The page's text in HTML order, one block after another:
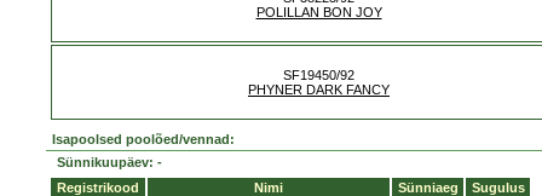
POLILLAN BON JOY
SF19450/92
PHYNER DARK FANCY
Isapoolsed poolõed/vennad:
Sünnikuupäev: -
Registrikood
Nimi Sünniaeg
Sugulus